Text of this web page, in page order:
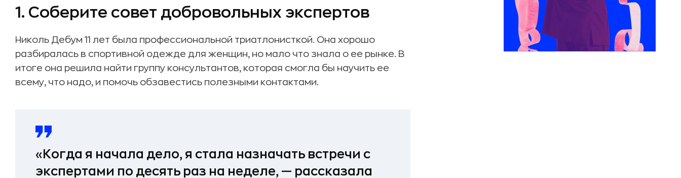
1. Соберите совет добровольных экспертов
Николь Дебум 11 лет была профессиональной триатлонисткой. Она хорошо
разбиралась в спортивной одежде для женщин, но мало что знала о ее рынке. В
итоге она решила найти группу консультантов, которая смогла бы научить ее
всему, что надо, и помочь обзавестись полезными контактами.
«Когда я начала дело, я стала назначать встречи с
экспертами по десять раз на неделе, — рассказала